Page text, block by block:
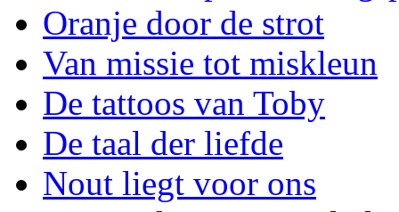
Oranje door de strot
Van missie tot miskleun
De tattoos van Toby
De taal der liefde
Nout liegt voor ons